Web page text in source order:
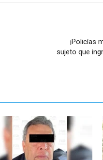
¡Policías
sujeto que